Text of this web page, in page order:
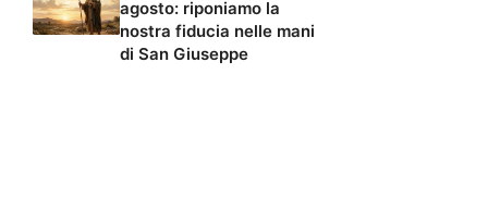
agosto: riponiamo la
nostra fiducia nelle mani
di San Giuseppe